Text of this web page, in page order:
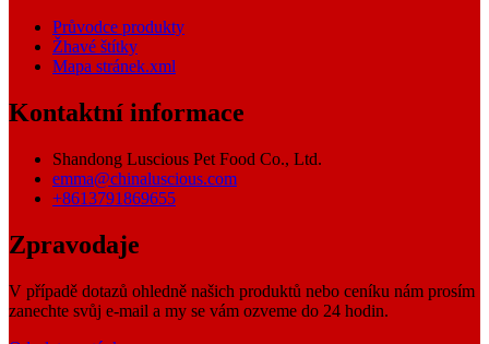
Průvodce produkty
Žhavé štítky
Mapa stránek.xml
Kontaktní informace
Shandong Luscious Pet Food Co., Ltd.
emma@chinaluscious.com
+8613791869655
Zpravodaje
V případě dotazů ohledně našich produktů nebo ceníku nám prosím
zanechte svůj e-mail a my se vám ozveme do 24 hodin.